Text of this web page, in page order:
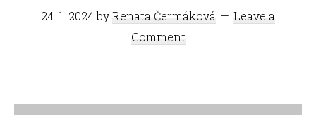
24. 1. 2024byRenata Čermáková
Leave a
Comment